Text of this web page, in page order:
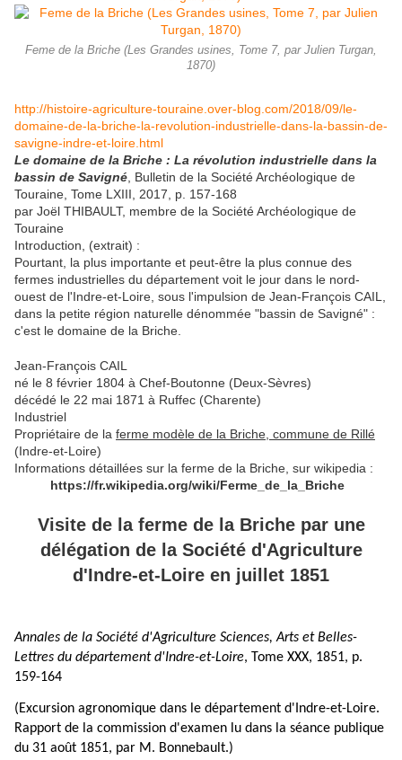
Feme de la Briche (Les Grandes usines, Tome 7, par Julien Turgan,
1870)
http://histoire-agriculture-touraine.over-blog.com/2018/09/le-
domaine-de-la-briche-la-revolution-industrielle-dans-la-bassin-de-
savigne-indre-et-loire.html
Le domaine de la Briche : La révolution industrielle dans la
bassin de Savigné , Bulletin de la Société Archéologique de
Touraine, Tome LXIII, 2017, p. 157-168
par Joël THIBAULT, membre de la Société Archéologique de
Touraine
Introduction, (extrait) :
Pourtant, la plus importante et peut-être la plus connue des
fermes industrielles du département voit le jour dans le nord-
ouest de l'Indre-et-Loire, sous l'impulsion de Jean-François CAIL,
dans la petite région naturelle dénommée "bassin de Savigné" :
c'est le domaine de la Briche.
Jean-François CAIL
né le 8 février 1804 à Chef-Boutonne (Deux-Sèvres)
décédé le 22 mai 1871 à Ruffec (Charente)
Industriel
Propriétaire de la ferme modèle de la Briche, commune de Rillé
(Indre-et-Loire)
Informations détaillées sur la ferme de la Briche, sur wikipedia :
https://fr.wikipedia.org/wiki/Ferme_de_la_Briche
Visite de la ferme de la Briche par une
délégation de la Société d'Agriculture
d'Indre-et-Loire en juillet 1851
Annales de la Société d'Agriculture Sciences, Arts et Belles-
Lettres du département d'Indre-et-Loire, Tome XXX, 1851, p.
159-164
(Excursion agronomique dans le département d'Indre-et-Loire.
Rapport de la commission d'examen lu dans la séance publique
du 31 août 1851, par M. Bonnebault.)